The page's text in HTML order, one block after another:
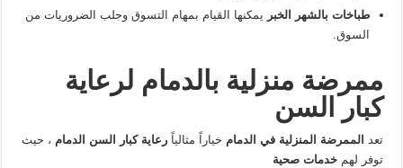
طباخات بالشهر الخبر يمكنها القيام بمهام التسوق وجلب الضروريات من
السوق.
ممرضة منزلية بالدمام لرعاية
كبار السن
تعد الممرضة المنزلية في الدمام خياراً مثالياًرعاية كبار السن الدمام ، حيث
توفر لهمخدمات صحية